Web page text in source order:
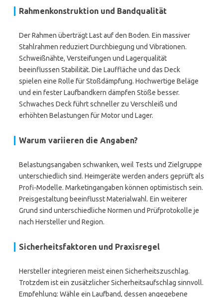
Rahmenkonstruktion und Bandqualität
Der Rahmen überträgt Last auf den Boden. Ein massiver
Stahlrahmen reduziert Durchbiegung und Vibrationen.
Schweißnähte, Versteifungen und Lagerqualität
beeinflussen Stabilität. Die Lauffläche und das Deck
spielen eine Rolle für Stoßdämpfung. Hochwertige Beläge
und ein fester Laufbandkern dämpfen Stöße besser.
Schwaches Deck führt schneller zu Verschleiß und
erhöhten Belastungen für Motor und Lager.
Warum variieren die Angaben?
Belastungsangaben schwanken, weil Tests und Zielgruppe
unterschiedlich sind. Heimgeräte werden anders geprüft als
Profi-Modelle. Marketingangaben können optimistisch sein.
Preisgestaltung beeinflusst Materialwahl. Ein weiterer
Grund sind unterschiedliche Normen und Prüfprotokolle je
nach Hersteller und Region.
Sicherheitsfaktoren und Praxisregel
Hersteller integrieren meist einen Sicherheitszuschlag.
Trotzdem ist ein zusätzlicher Sicherheitsaufschlag sinnvoll.
Empfehlung: Wähle ein Laufband, dessen angegebene